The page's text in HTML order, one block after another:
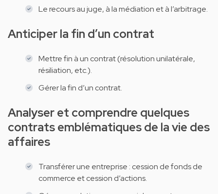
Le recours au juge, à la médiation et à l’arbitrage.
Anticiper la fin d’un contrat
Mettre fin à un contrat (résolution unilatérale,
résiliation, etc.).
Gérer la fin d’un contrat.
Analyser et comprendre quelques
contrats emblématiques de la vie des
affaires
Transférer une entreprise : cession de fonds de
commerce et cession d’actions.